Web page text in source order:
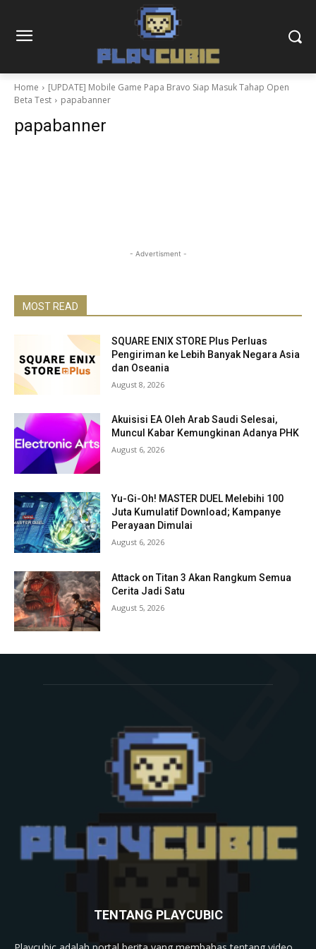
Home
[UPDATE] Mobile Game Papa Bravo Siap Masuk Tahap Open
Beta Test
papabanner
papabanner
- Advertisment -
MOST READ
SQUARE ENIX STORE Plus Perluas
Pengiriman ke Lebih Banyak Negara Asia
dan Oseania
August 8, 2026
Akuisisi EA Oleh Arab Saudi Selesai,
Muncul Kabar Kemungkinan Adanya PHK
August 6, 2026
Yu-Gi-Oh! MASTER DUEL Melebihi 100
Juta Kumulatif Download; Kampanye
Perayaan Dimulai
August 6, 2026
Attack on Titan 3 Akan Rangkum Semua
Cerita Jadi Satu
August 5, 2026
TENTANG PLAYCUBIC